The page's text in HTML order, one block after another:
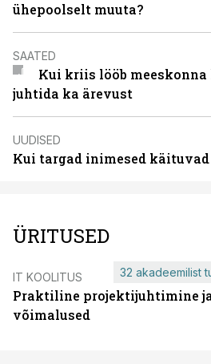
ühepoolselt muuta?
SAATED
Kui kriis lööb
juhtida ka ärevust
UUDISED
Kui targad inimesed
ÜRITUSED
IT KOOLITUS
Praktiline projektijuhtimine
võimalused
32 akadeemilist